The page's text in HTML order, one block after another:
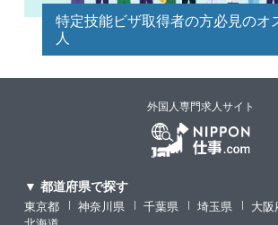
特定技能ビザ取得者の方必見のオ
人
外国人専門求人サイト
▼ 都道府県で探す
東京都 神奈川県 千葉県 埼玉県 大阪